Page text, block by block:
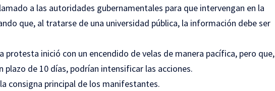
a las autoridades gubernamentales para que intervengan en la
que, al tratarse de una universidad pública, la información debe ser
protesta inició con un encendido de velas de manera pacífica, pero que,
plazo de 10 días, podrían intensificar las acciones.
consigna principal de los manifestantes.